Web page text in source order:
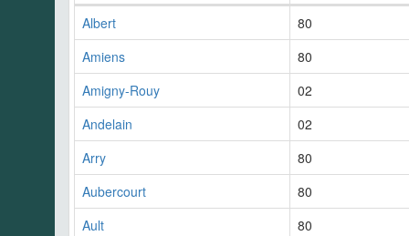
Albert
80
Amiens
80
Amigny-Rouy
02
Andelain
02
Arry
80
Aubercourt
80
Ault
80